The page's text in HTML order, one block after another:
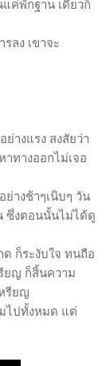
แค่พักฐาน เดี๋ยวก็
ลง เขาจะ
างแรง สงสัยว่า
าทางออกไม่เจอ
ย่างช้าๆเนิบๆ วัน
ซึ่งตอนนั้นไม่ได้ดู
ก็ระงับใจ ทนถือ
ยญ ก็สิ้นความ
รียญ
ไปทั้งหมด แต่